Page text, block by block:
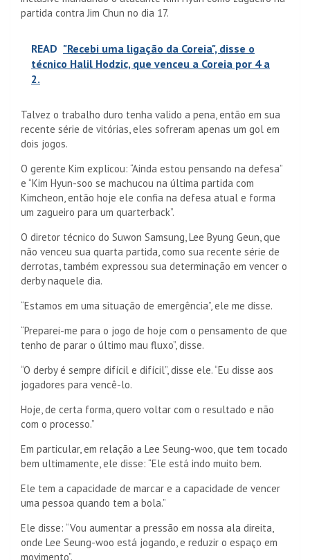
partida contra Jim Chun no dia 17.
READ "Recebi uma ligação da Coreia", disse o
técnico Halil Hodzic, que venceu a Coreia por 4 a
2.
Talvez o trabalho duro tenha valido a pena, então em sua
recente série de vitórias, eles sofreram apenas um gol em
dois jogos.
O gerente Kim explicou: “Ainda estou pensando na defesa”
e “Kim Hyun-soo se machucou na última partida com
Kimcheon, então hoje ele confia na defesa atual e forma
um zagueiro para um quarterback”.
O diretor técnico do Suwon Samsung, Lee Byung Geun, que
não venceu sua quarta partida, como sua recente série de
derrotas, também expressou sua determinação em vencer o
derby naquele dia.
“Estamos em uma situação de emergência”, ele me disse.
“Preparei-me para o jogo de hoje com o pensamento de que
tenho de parar o último mau fluxo”, disse.
“O derby é sempre difícil e difícil”, disse ele. “Eu disse aos
jogadores para vencê-lo.
Hoje, de certa forma, quero voltar com o resultado e não
com o processo.”
Em particular, em relação a Lee Seung-woo, que tem tocado
bem ultimamente, ele disse: “Ele está indo muito bem.
Ele tem a capacidade de marcar e a capacidade de vencer
uma pessoa quando tem a bola.”
Ele disse: “Vou aumentar a pressão em nossa ala direita,
onde Lee Seung-woo está jogando, e reduzir o espaço em
movimento”.